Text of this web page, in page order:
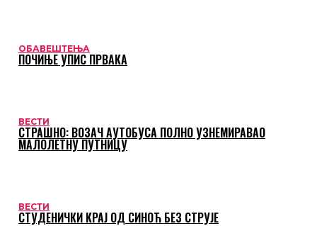
ОБАВЕШТЕЊА
ПОЧИЊЕ УПИС ПРВАКА
ВЕСТИ
СТРАШНО: ВОЗАЧ АУТОБУСА ПОЛНО УЗНЕМИРАВАО
МАЛОЛЕТНУ ПУТНИЦУ
ВЕСТИ
СТУДЕНИЧКИ КРАЈ ОД СИНОЋ БЕЗ СТРУЈЕ